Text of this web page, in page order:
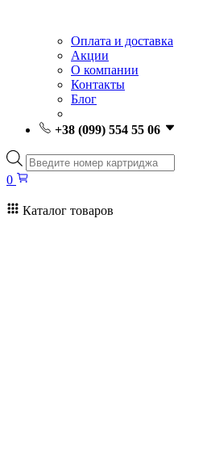
Оплата и доставка
Акции
О компании
Контакты
Блог
+38 (099) 554 55 06
Поиск
товаров
0
Каталог товаров